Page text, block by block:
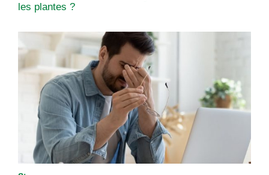
les plantes ?